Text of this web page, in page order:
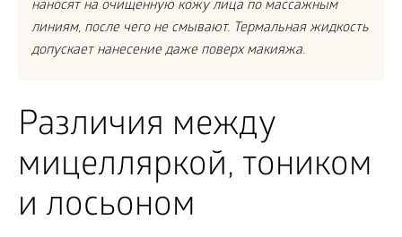
наносят на очищенную кожу лица по массажным
линиям, после чего не смывают. Термальная жидкость
допускает нанесение даже поверх макияжа.
Различия между
мицелляркой, тоником
и лосьоном